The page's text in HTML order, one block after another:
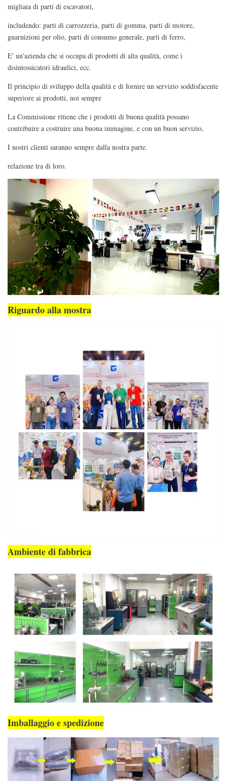
migliaia di parti di escavatori,
includendo: parti di carrozzeria, parti di gomma, parti di motore,
guarnizioni per olio, parti di consumo generale, parti di ferro,
E' un'azienda che si occupa di prodotti di alta qualità, come i
disintossicatori idraulici, ecc.
Il principio di sviluppo della qualità e di fornire un servizio soddisfacente
superiore ai prodotti, noi sempre
La Commissione ritiene che i prodotti di buona qualità possano
contribuire a costruire una buona immagine, e con un buon servizio,
I nostri clienti saranno sempre dalla nostra parte.
relazione tra di loro.
Riguardo alla mostra
Ambiente di fabbrica
Imballaggio e spedizione